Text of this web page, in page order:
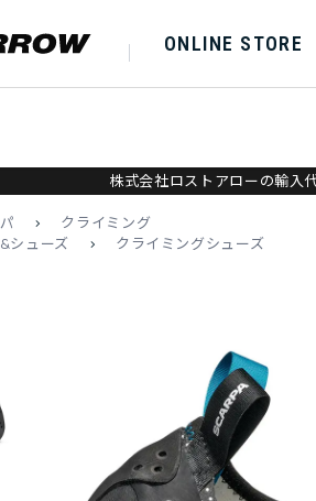
ONLINE STORE
株式会社ロストアローの輸入
>
クライミング
シューズ > クライミングシューズ